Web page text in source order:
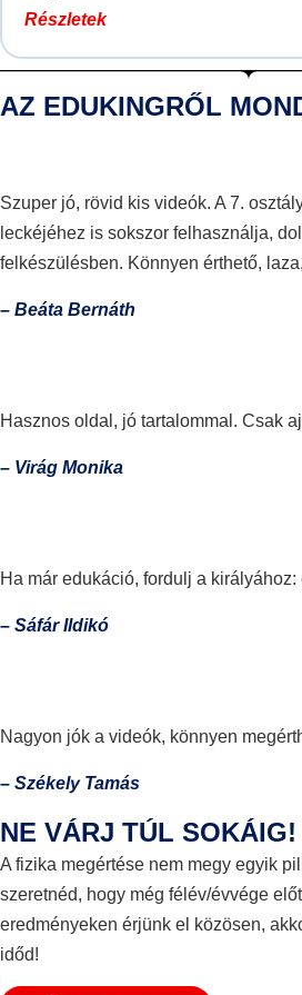
Részletek
AZ EDUKINGRŐL
Szuper jó, rövid kis videók. A 7.
leckéjéhez is sokszor felhasználja,
felkészülésben. Könnyen érthető,
– Beáta Bernáth
Hasznos oldal, jó tartalommal. Csak
– Virág Monika
Ha már edukáció, fordulj a királyához:
– Sáfár Ildikó
Nagyon jók a videók, könnyen
– Székely Tamás
NE VÁRJ TÚL SOKÁIG!
A fizika megértése nem megy egyik
szeretnéd, hogy még félév/évvége
eredményeken érjünk el közösen,
időd!